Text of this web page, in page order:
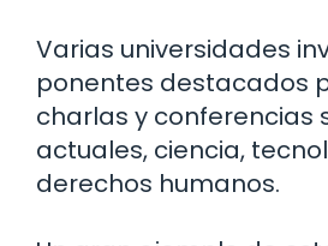
Varias universidades
ponentes destacados
charlas y conferencias
actuales, ciencia,
derechos humanos.